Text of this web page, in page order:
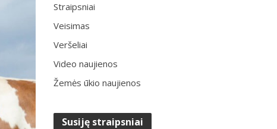
Straipsniai
Veisimas
Veršeliai
Video naujienos
Žemės ūkio naujienos
Susiję straipsniai